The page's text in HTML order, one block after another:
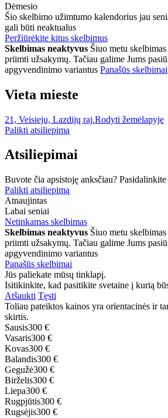
Dėmesio
Šio skelbimo užimtumo kalendorius jau
gali būti neaktualus
Peržiūrėkite kitus skelbimus
Skelbimas neaktyvus Šiuo metu
priimti užsakymų. Tačiau galime Jums
apgyvendinimo variantus Panašūs skelbimai
Vieta mieste
21, Veisieju, Lazdijų raj.Rodyti žemėlapyje
Palikti atsiliepimą
Atsiliepimai
Buvote čia apsistoję anksčiau?
Palikti atsiliepimą
Atnaujintas
Labai seniai
Netinkamas skelbimas
Skelbimas neaktyvus Šiuo metu
priimti užsakymų. Tačiau galime Jums
apgyvendinimo variantus
Panašūs skelbimai
Jūs paliekate mūsų tinklapį.
Isitikinkite, kad pasitikite svetaine į kurią
Atšaukti Tęsti
Toliau pateiktos kainos yra orientacinės ir
skirtis.
Sausis300 €
Vasaris300 €
Kovas300 €
Balandis300 €
Gegužė300 €
Birželis300 €
Liepa300 €
Rugpjūtis300 €
Rugsėjis300 €